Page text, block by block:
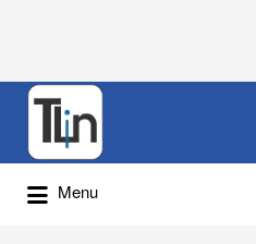
Rechercher
Menu